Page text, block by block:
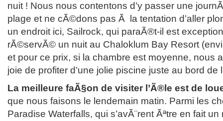
nuit ! Nous nous contentons d’y passer une
plage et ne cÃ©dons pas Ã la tentation d’aller
un endroit ici, Sailrock, qui paraÃ®t-il est
rÃ©servÃ© un nuit au Chaloklum Bay Resort
et pour ce prix, si la chambre est moyenne, nous
joie de profiter d’une jolie piscine juste au bord de
La meilleure faÃ§on de visiter l’Ã®le est de
que nous faisons le lendemain matin. Parmi les
Paradise Waterfalls, qui s’avÃ¨rent Ãªtre en fait